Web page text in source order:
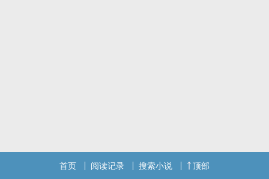
首页 阅读记录 搜索小说 顶部